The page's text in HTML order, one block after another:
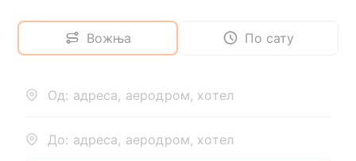
Вожња По сату
Од: адреса, аеродром, хотел
До: адреса, аеродром, хотел